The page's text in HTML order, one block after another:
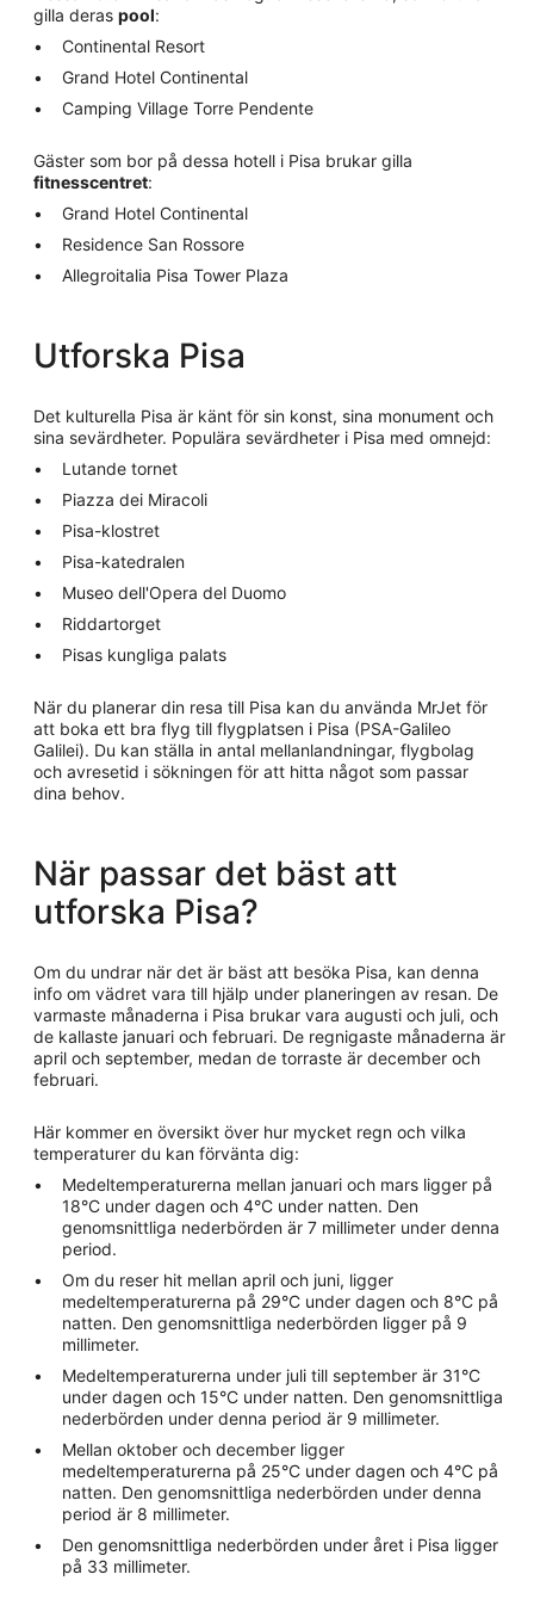
gilla deras pool:
Continental Resort
Grand Hotel Continental
Camping Village Torre Pendente
Gäster som bor på dessa hotell i Pisa brukar gilla
fitnesscentret:
Grand Hotel Continental
Residence San Rossore
Allegroitalia Pisa Tower Plaza
Utforska Pisa
Det kulturella Pisa är känt för sin konst, sina monument och
sina sevärdheter. Populära sevärdheter i Pisa med omnejd:
Lutande tornet
Piazza dei Miracoli
Pisa-klostret
Pisa-katedralen
Museo dell'Opera del Duomo
Riddartorget
Pisas kungliga palats
När du planerar din resa till Pisa kan du använda MrJet för
att boka ett bra flyg till flygplatsen i Pisa (PSA-Galileo
Galilei). Du kan ställa in antal mellanlandningar, flygbolag
och avresetid i sökningen för att hitta något som passar
dina behov.
När passar det bäst att
utforska Pisa?
Om du undrar när det är bäst att besöka Pisa, kan denna
info om vädret vara till hjälp under planeringen av resan. De
varmaste månaderna i Pisa brukar vara augusti och juli, och
de kallaste januari och februari. De regnigaste månaderna är
april och september, medan de torraste är december och
februari.
Här kommer en översikt över hur mycket regn och vilka
temperaturer du kan förvänta dig:
Medeltemperaturerna mellan januari och mars ligger på
18°C under dagen och 4°C under natten. Den
genomsnittliga nederbörden är 7 millimeter under denna
period.
Om du reser hit mellan april och juni, ligger
medeltemperaturerna på 29°C under dagen och 8°C på
natten. Den genomsnittliga nederbörden ligger på 9
millimeter.
Medeltemperaturerna under juli till september är 31°C
under dagen och 15°C under natten. Den genomsnittliga
nederbörden under denna period är 9 millimeter.
Mellan oktober och december ligger
medeltemperaturerna på 25°C under dagen och 4°C på
natten. Den genomsnittliga nederbörden under denna
period är 8 millimeter.
Den genomsnittliga nederbörden under året i Pisa ligger
på 33 millimeter.